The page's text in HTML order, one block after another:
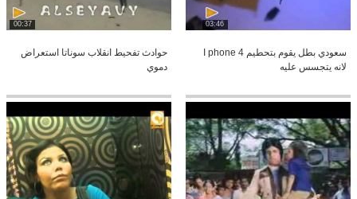
03:46
سعودي بطل يقوم بتحطيم I phone 4
لانه يتجسس عليه
00:37
حوادث تفحيط انقلاب سوناتا استعراض
دموي